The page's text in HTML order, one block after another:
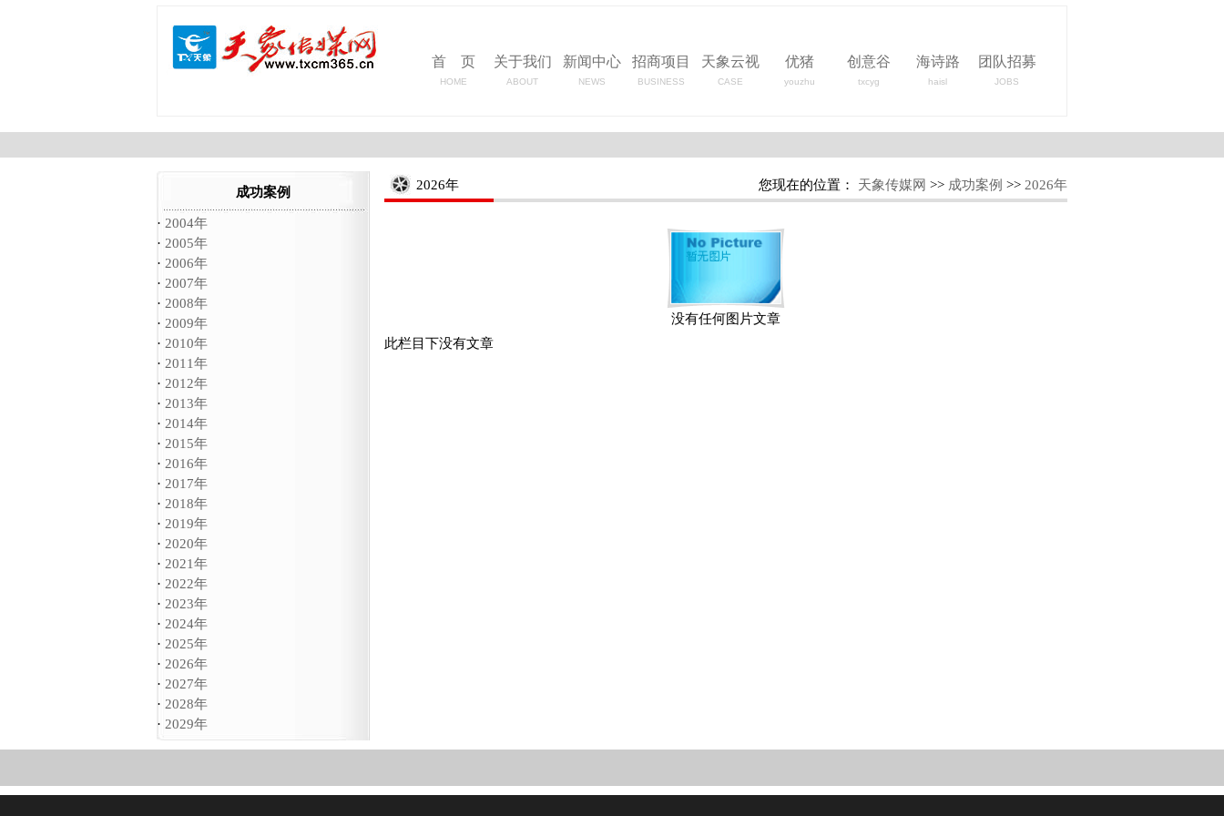
首 页
HOME
关于我们
ABOUT
新闻中心
NEWS
招商项目
BUSINESS
天象云视
CASE
优猪
youzhu
创意谷
txcyg
海诗路
haisl
团队招募
JOBS
成功案例
· 2004年
· 2005年
· 2006年
· 2007年
· 2008年
· 2009年
· 2010年
· 2011年
· 2012年
· 2013年
· 2014年
· 2015年
· 2016年
· 2017年
· 2018年
· 2019年
· 2020年
· 2021年
· 2022年
· 2023年
· 2024年
· 2025年
· 2026年
· 2027年
· 2028年
· 2029年
2026年 您现在的位置： 天象传媒网 >> 成功案例 >> 2026年
没有任何图片文章
此栏目下没有文章